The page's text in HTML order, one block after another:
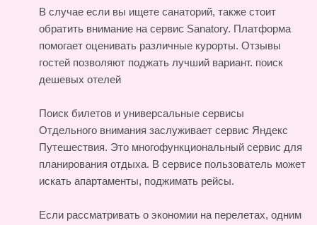
В случае если вы ищете санаторий, также стоит
обратить внимание на сервис Sanatory. Платформа
помогает оценивать различные курорты. Отзывы
гостей позволяют поджать лучший вариант. поиск
дешевых отелей
Поиск билетов и универсальные сервисы
Отдельного внимания заслуживает сервис Яндекс
Путешествия. Это многофункциональный сервис для
планирования отдыха. В сервисе пользователь может
искать апартаменты, поджимать рейсы.
Если рассматривать о экономии на перелетах, одним